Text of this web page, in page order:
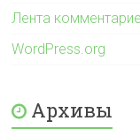
Лента
WordPress.org
Архивы